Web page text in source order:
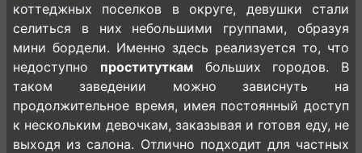
коттеджных поселков в округе, девушки стали
селиться в них небольшими группами, образуя
мини бордели. Именно здесь реализуется то, что
недоступно проституткамбольших городов. В
таком заведении можно зависнуть на
продолжительное время, имея постоянный доступ
к нескольким девочкам, заказывая и готовя еду, не
выходя из салона. Отлично подходит для частных